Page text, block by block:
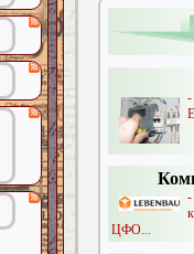
-
ЦФО...